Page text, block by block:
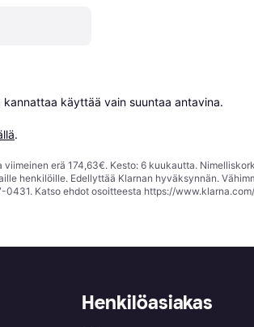
käyttää vain suuntaa antavina.
.
erä 174,63€. Kesto: 6 kuukautta.
henkilöille. Edellyttää Klarnan hyväksynnän.
0431. Katso ehdot osoitteesta https://
Henkilöasiakas